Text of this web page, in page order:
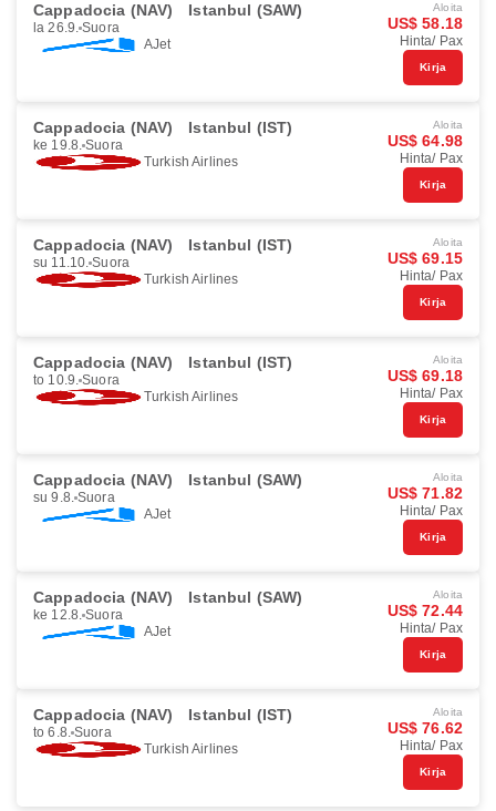
Cappadocia (NAV) Istanbul (SAW)
la 26.9. Suora
AJet
Aloita
US$ 58.18
Hinta/ Pax
Kirja
Cappadocia (NAV) Istanbul (IST)
ke 19.8. Suora
Turkish Airlines
Aloita
US$ 64.98
Hinta/ Pax
Kirja
Cappadocia (NAV) Istanbul (IST)
su 11.10. Suora
Turkish Airlines
Aloita
US$ 69.15
Hinta/ Pax
Kirja
Cappadocia (NAV) Istanbul (IST)
to 10.9. Suora
Turkish Airlines
Aloita
US$ 69.18
Hinta/ Pax
Kirja
Cappadocia (NAV) Istanbul (SAW)
su 9.8. Suora
AJet
Aloita
US$ 71.82
Hinta/ Pax
Kirja
Cappadocia (NAV) Istanbul (SAW)
ke 12.8. Suora
AJet
Aloita
US$ 72.44
Hinta/ Pax
Kirja
Cappadocia (NAV) Istanbul (IST)
to 6.8. Suora
Turkish Airlines
Aloita
US$ 76.62
Hinta/ Pax
Kirja